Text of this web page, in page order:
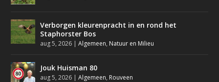
Verborgen kleurenpracht in en rond het
Staphorster Bos
aug 5, 2026 |Algemeen, Natuur en Milieu
Jouk Huisman 80
aug 5, 2026 |Algemeen, Rouveen